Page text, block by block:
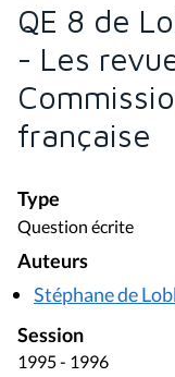
QE 8 de
- Les
française
Type
Question écrite
Auteurs
Stéphane de
Session
1995 - 1996